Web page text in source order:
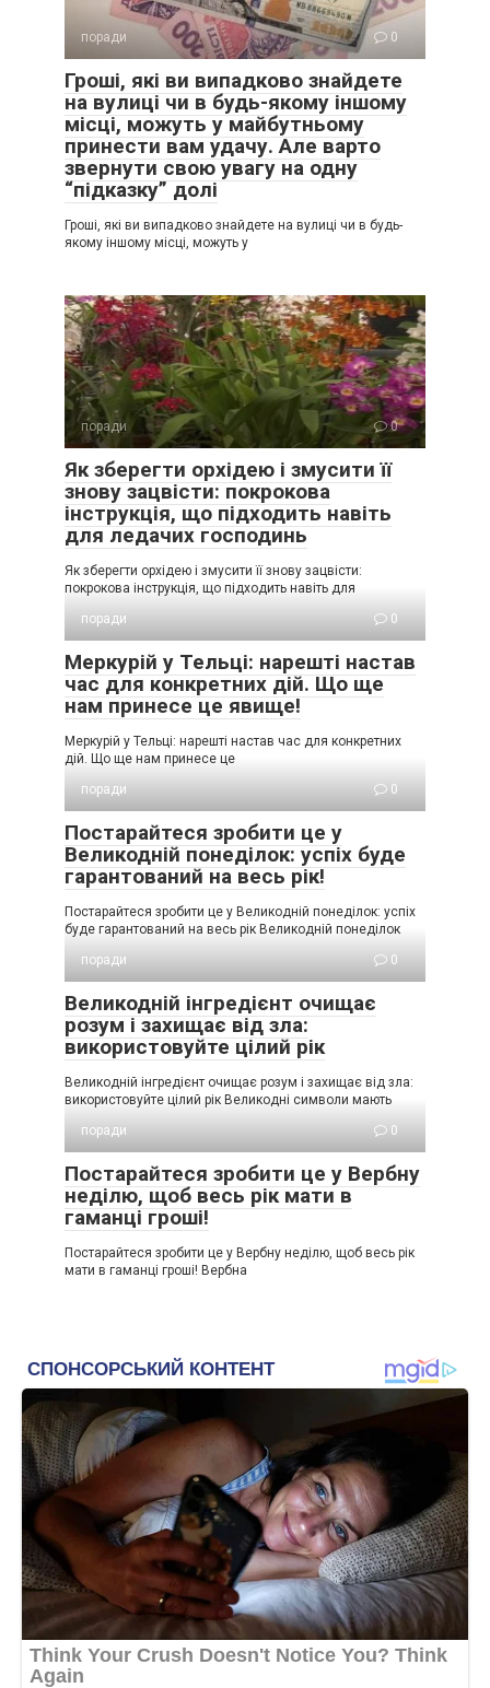
поради 0
Гроші, які ви випадково знайдете
на вулиці чи в будь-якому іншому
місці, можуть у майбутньому
принести вам удачу. Але варто
звернути свою увагу на одну
“підказку” долі
Гроші, які ви випадково знайдете на вулиці чи в будь-
якому іншому місці, можуть у
поради 0
Як зберегти орхідею і змусити її
знову зацвісти: покрокова
інструкція, що підходить навіть
для ледачих господинь
Як зберегти орхідею і змусити її знову зацвісти:
покрокова інструкція, що підходить навіть для
поради
0
Меркурій у Тельці: нарешті настав
час для конкретних дій. Що ще
нам принесе це явище!
Меркурій у Тельці: нарешті настав час для конкретних
дій. Що ще нам принесе це
поради
0
Постарайтеся зробити це у
Великодній понеділок: успіх буде
гарантований на весь рік!
Постарайтеся зробити це у Великодній понеділок: успіх
буде гарантований на весь рік Великодній понеділок
поради
0
Великодній інгредієнт очищає
розум і захищає від зла:
використовуйте цілий рік
Великодній інгредієнт очищає розум і захищає від зла:
використовуйте цілий рік Великодні символи мають
поради
0
Постарайтеся зробити це у Вербну
неділю, щоб весь рік мати в
гаманці гроші!
Постарайтеся зробити це у Вербну неділю, щоб весь рік
мати в гаманці гроші! Вербна